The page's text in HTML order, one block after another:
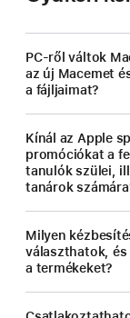
PC-ről váltok
az új Macemet
a fájljaimat?
Kínál az Apple
promóciókat a
tanulók szülei,
tanárok
Milyen
választhatok, és
a termékeket?